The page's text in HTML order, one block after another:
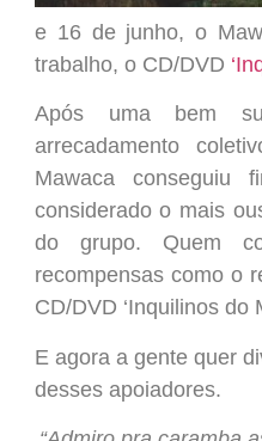
e 16 de junho, o
trabalho, o CD/DVD
Após uma bem
arrecadamento
Mawaca conseguiu
considerado o mais
do grupo. Quem
recompensas como o
CD/DVD ‘Inquilinos do
E agora a gente quer
desses apoiadores.
“Admiro pra caramba